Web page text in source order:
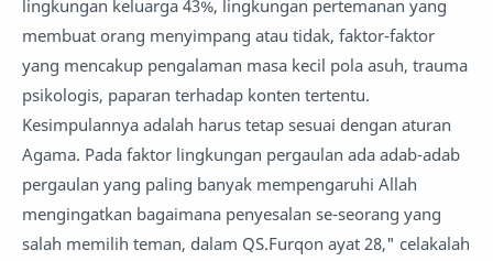
lingkungan keluarga 43%, lingkungan pertemanan yang
membuat orang menyimpang atau tidak, faktor-faktor
yang mencakup pengalaman masa kecil pola asuh, trauma
psikologis, paparan terhadap konten tertentu.
Kesimpulannya adalah harus tetap sesuai dengan aturan
Agama. Pada faktor lingkungan pergaulan ada adab-adab
pergaulan yang paling banyak mempengaruhi Allah
mengingatkan bagaimana penyesalan se-seorang yang
salah memilih teman, dalam QS.Furqon ayat 28," celakalah